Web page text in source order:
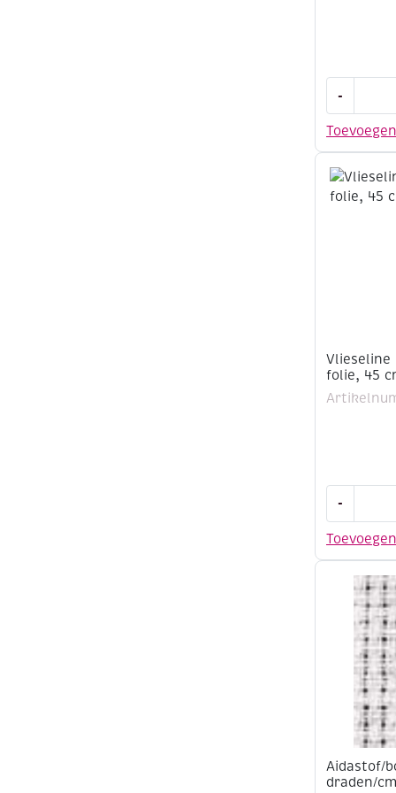
Toevoegen
-
80cm
aantal
Vlieseline
folie, 45
Toevoegen
-
aantal
Aidastof/
draden/